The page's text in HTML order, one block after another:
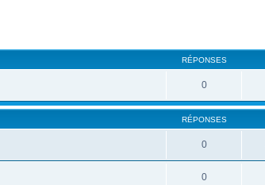
RÉPONSES
0
RÉPONSES
0
0